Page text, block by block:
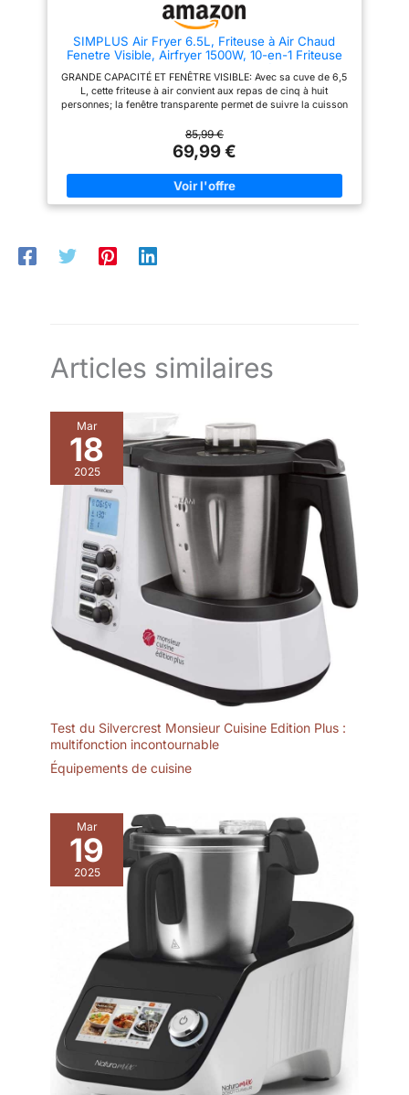
Temps de cuisson réduits et
compromis sur le goût ni la
qualité
SIMPLUS Air Fryer 6.5L, Friteuse à Air Chaud
Fenetre Visible, Airfryer 1500W, 10-en-1 Friteuse
Sans Huile Commande Tactile, Réglable 80-
200°C, 90% de Matières Grasses en Moins,
Nettoyage Facile, Beige
GRANDE CAPACITÉ ET FENÊTRE VISIBLE: Avec sa cuve de 6,5
L, cette friteuse à air convient aux repas de cinq à huit
personnes; la fenêtre transparente permet de suivre la cuisson
ET PUISSANCE ÉLEVÉE: Son format compact limite
l’encombrement sur le plan de travail et facilite le rangement; la
puissance de 1500 W assure une chauffe rapide, avec un
réglage précis pour mieux maîtriser la cuisson COMMANDES
INTUITIVES ET RÉGLAGES PRÉCIS: L’écran tactile LED donne
accès à 10 programmes automatiques; réglez la température
uniformément avec peu ou pas d’huile, sans avoir à les
retourner; ajoutez de l’eau pour une cuisson vapeur qui aide à
85,99 €
69,99 €
Articles similaires
Mar
18
2025
Test du Silvercrest Monsieur Cuisine Edition Plus :
multifonction incontournable
Équipements de cuisine
Mar
19
2025